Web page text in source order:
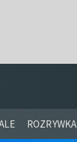
ROZRYWKA